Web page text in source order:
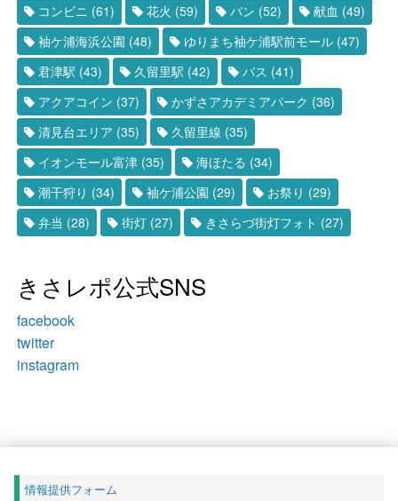
コンビニ (61) 花火 (59) パン (52) 献血 (49)
袖ケ浦海浜公園 (48) ゆりまち袖ケ浦駅前モール (47)
君津駅 (43) 久留里駅 (42) バス (41)
アクアコイン (37) かずさアカデミアパーク (36)
清見台エリア (35) 久留里線 (35)
イオンモール富津 (35) 海ほたる (34)
潮干狩り (34) 袖ケ浦公園 (29) お祭り (29)
弁当 (28) 街灯 (27) きさらづ街灯フォト (27)
きさレポ公式SNS
facebook
twitter
instagram
情報提供フォーム